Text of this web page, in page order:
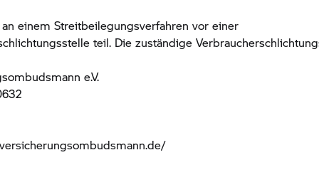
einem Streitbeilegungsverfahren vor einer
teil. Die zuständige
e.V.